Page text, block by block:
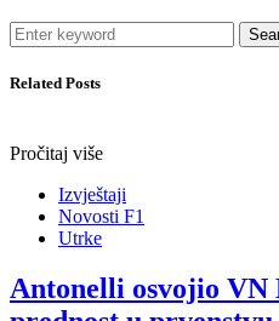
Related Posts
Pročitaj više
Izvještaji
Novosti F1
Utrke
Antonelli osvojio VN